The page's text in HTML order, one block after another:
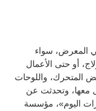
المعرض، سواء
أو حتى الأعمال
المتحرك، واللوحات
معها، وتحدثت عن
اليوم»، مؤسسة